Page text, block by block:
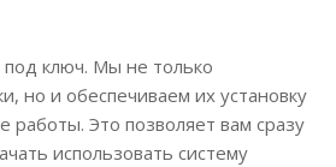
под ключ. Мы не только
но и обеспечиваем их установку
работы. Это позволяет вам сразу
использовать систему